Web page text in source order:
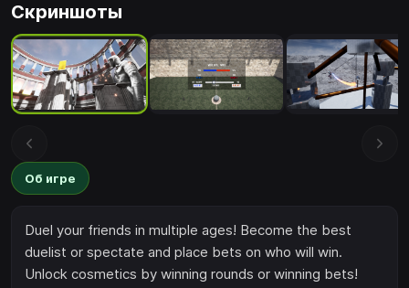
Скриншоты
Об игре
Duel your friends in multiple ages! Become the best
duelist or spectate and place bets on who will win.
Unlock cosmetics by winning rounds or winning bets!